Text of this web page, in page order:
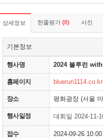
상세정보 한줄평가 (0) 사진
기본정보
행사명 2024 블루런
홈페이지 bluerun1114.co.kr
장소 평화광장 (서울
행사일정 대회일 2024-11-
접수 2024-09-26